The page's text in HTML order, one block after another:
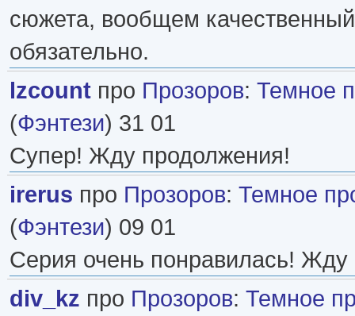
сюжета, вообщем качественный
обязательно.
lzcount про Прозоров: Темное
(Фэнтези) 31 01
Супер! Жду продолжения!
irerus про Прозоров: Темное
(Фэнтези) 09 01
Серия очень понравилась!
div_kz про Прозоров: Темное